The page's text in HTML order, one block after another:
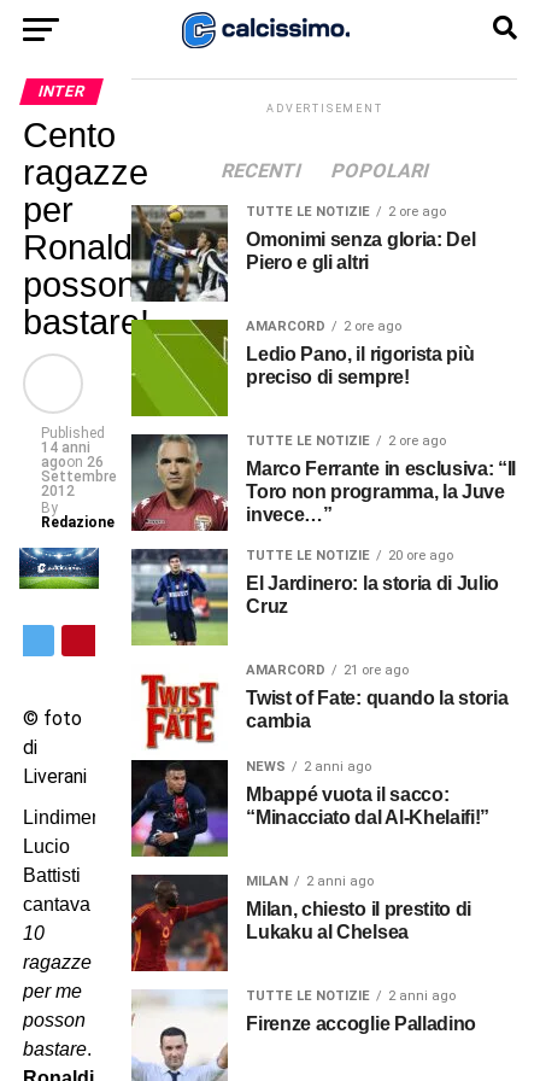
INTER
Cento
ragazze
per
Ronaldinho
possono
bastare!
Published
14 anni
agoon 26
Settembre
2012
By
Redazione
© foto
di
Liverani
Lindimenticato
Lucio
Battisti
cantava
10
ragazze
per me
posson
bastare.
ADVERTISEMENT
RECENTI POPOLARI
TUTTE LE NOTIZIE 2 ore ago
Omonimi senza gloria: Del
Piero e gli altri
AMARCORD 2 ore ago
Ledio Pano, il rigorista più
preciso di sempre!
TUTTE LE NOTIZIE 2 ore ago
Marco Ferrante in esclusiva: “Il
Toro non programma, la Juve
invece…”
TUTTE LE NOTIZIE 20 ore ago
El Jardinero: la storia di Julio
Cruz
AMARCORD 21 ore ago
Twist of Fate: quando la storia
cambia
NEWS 2 anni ago
Mbappé vuota il sacco:
“Minacciato dal Al-Khelaifi!”
MILAN 2 anni ago
Milan, chiesto il prestito di
Lukaku al Chelsea
TUTTE LE NOTIZIE 2 anni ago
Firenze accoglie Palladino